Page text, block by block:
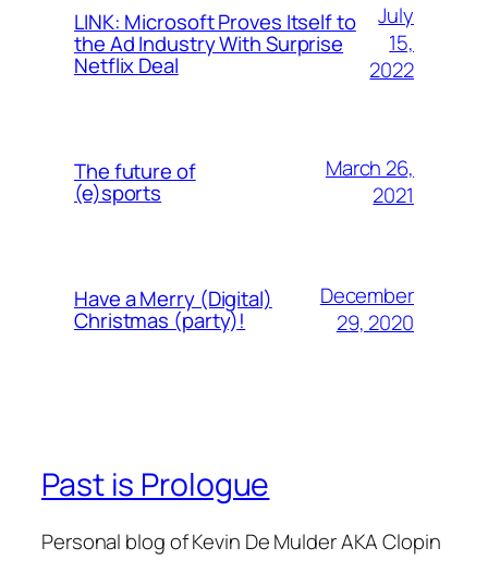
LINK: Microsoft Proves Itself to
the Ad Industry With Surprise
Netflix Deal
July
15,
2022
The future of
(e)sports
March 26,
2021
Have a Merry (Digital)
Christmas (party)!
December
29, 2020
Past is Prologue
Personal blog of Kevin De Mulder AKA Clopin